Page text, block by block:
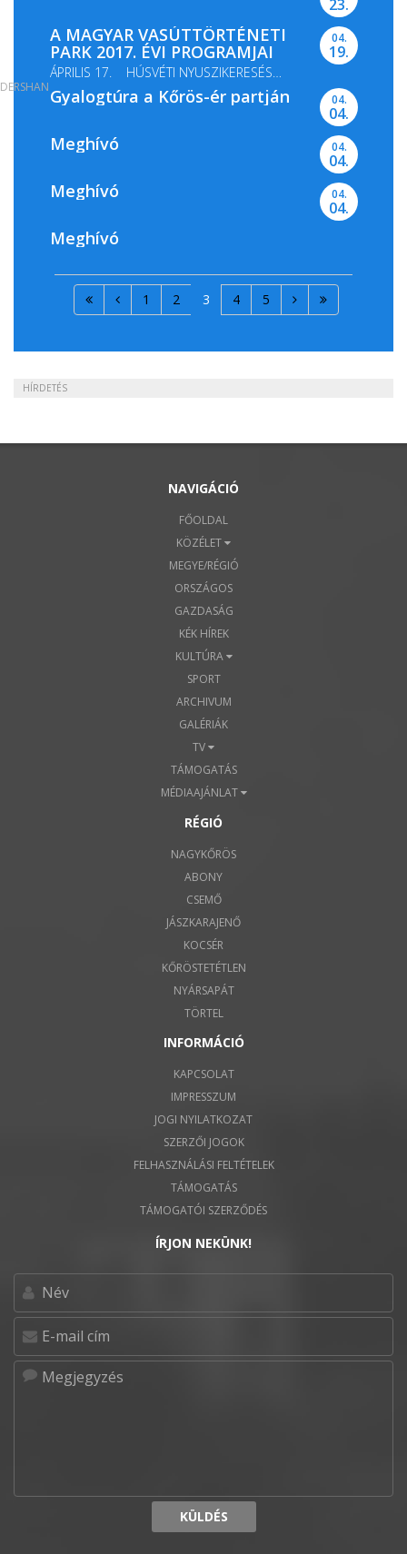
23.
A MAGYAR VASÚTTÖRTÉNETI
PARK 2017. ÉVI PROGRAMJAI
ÁPRILIS 17. HÚSVÉTI NYUSZIKERESÉS
MÁJUS 13-14. GŐZMOZDONY...
04.
19.
Gyalogtúra a Kőrös-ér partján 04.
04.
Meghívó 04.
04.
Meghívó 04.
04.
Meghívó
1 2 3 4 5
HÍRDETÉS
NAVIGÁCIÓ
FŐOLDAL
KÖZÉLET
MEGYE/RÉGIÓ
ORSZÁGOS
GAZDASÁG
KÉK HÍREK
KULTÚRA
SPORT
ARCHIVUM
GALÉRIÁK
TV
TÁMOGATÁS
MÉDIAAJÁNLAT
RÉGIÓ
NAGYKŐRÖS
ABONY
CSEMŐ
JÁSZKARAJENŐ
KOCSÉR
KŐRÖSTETÉTLEN
NYÁRSAPÁT
TÖRTEL
DERSHAN
INFORMÁCIÓ
KAPCSOLAT
IMPRESSZUM
JOGI NYILATKOZAT
SZERZŐI JOGOK
FELHASZNÁLÁSI FELTÉTELEK
TÁMOGATÁS
TÁMOGATÓI SZERZŐDÉS
ÍRJON NEKÜNK!
KÜLDÉS